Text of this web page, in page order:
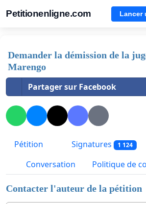
Petitionenligne.com Lancer
Demander la démission de la
Marengo
Partager sur Facebook
Pétition Signatures 1 124
Conversation Politique de
Contacter l'auteur de la pétition